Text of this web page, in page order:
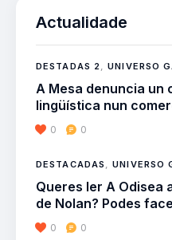
Actualidade
DESTADAS 2,UNIVERSO
A Mesa denuncia un
lingüística nun
0 0
DESTACADAS ,UNIVERSO
Queres ler A Odisea
de Nolan? Podes
0 0